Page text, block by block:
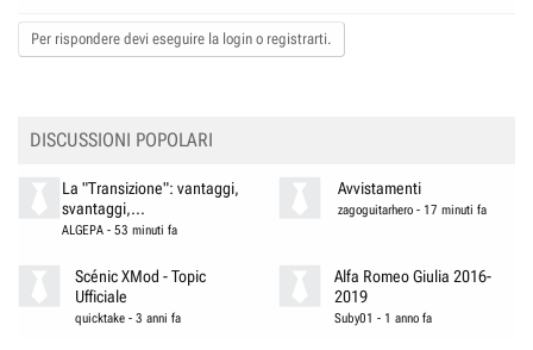
o
Per rispondere devi eseguire la login o registrarti.
DISCUSSIONI POPOLARI
La "Transizione": vantaggi,
svantaggi,...
ALGEPA- 53 minuti fa
Avvistamenti
zagoguitarhero - 17 minuti fa
Scénic XMod - Topic
Ufficiale
quicktake -3 anni fa
Alfa Romeo Giulia 2016-
2019
Suby01 - 1 anno fa